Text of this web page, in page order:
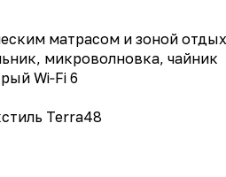
матрасом и зоной
микроволновка, чайник
Wi‑Fi 6
Terra48